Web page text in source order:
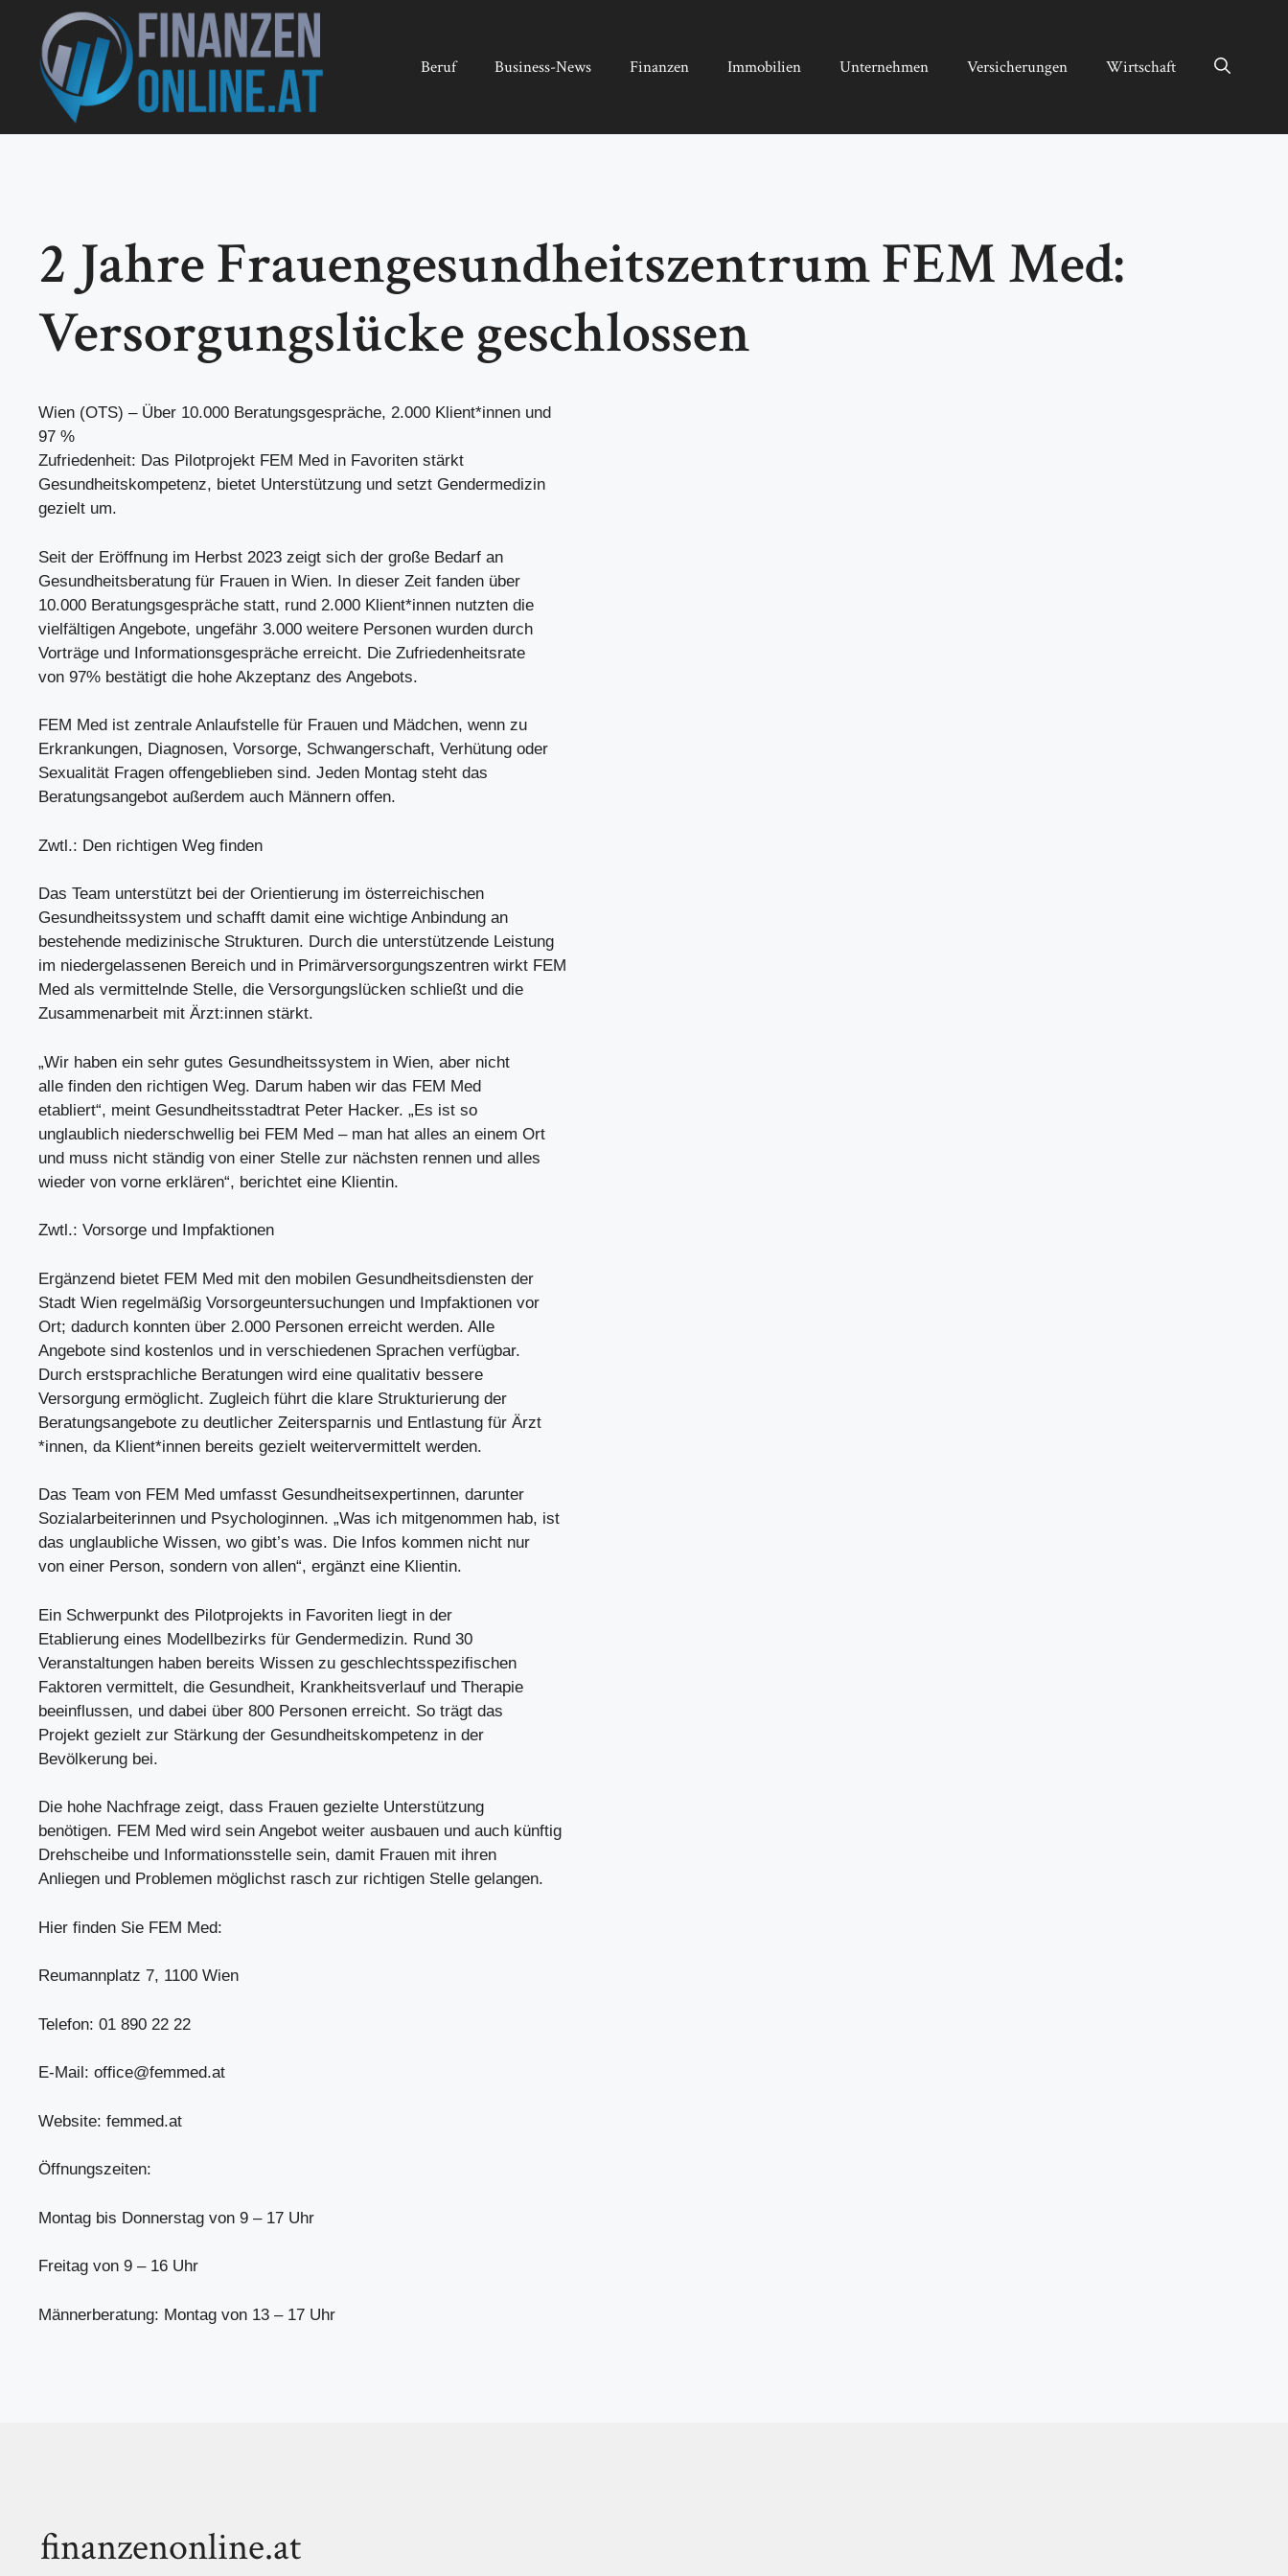
springen
Beruf Business-News Finanzen Immobilien Unternehmen Versicherungen Wirtschaft
2 Jahre Frauengesundheitszentrum FEM Med:
Versorgungslücke geschlossen
Wien (OTS) – Über 10.000 Beratungsgespräche, 2.000 Klient*innen und
97 %
Zufriedenheit: Das Pilotprojekt FEM Med in Favoriten stärkt
Gesundheitskompetenz, bietet Unterstützung und setzt Gendermedizin
gezielt um.
Seit der Eröffnung im Herbst 2023 zeigt sich der große Bedarf an
Gesundheitsberatung für Frauen in Wien. In dieser Zeit fanden über
10.000 Beratungsgespräche statt, rund 2.000 Klient*innen nutzten die
vielfältigen Angebote, ungefähr 3.000 weitere Personen wurden durch
Vorträge und Informationsgespräche erreicht. Die Zufriedenheitsrate
von 97% bestätigt die hohe Akzeptanz des Angebots.
FEM Med ist zentrale Anlaufstelle für Frauen und Mädchen, wenn zu
Erkrankungen, Diagnosen, Vorsorge, Schwangerschaft, Verhütung oder
Sexualität Fragen offengeblieben sind. Jeden Montag steht das
Beratungsangebot außerdem auch Männern offen.
Zwtl.: Den richtigen Weg finden
Das Team unterstützt bei der Orientierung im österreichischen
Gesundheitssystem und schafft damit eine wichtige Anbindung an
bestehende medizinische Strukturen. Durch die unterstützende Leistung
im niedergelassenen Bereich und in Primärversorgungszentren wirkt FEM
Med als vermittelnde Stelle, die Versorgungslücken schließt und die
Zusammenarbeit mit Ärzt:innen stärkt.
„Wir haben ein sehr gutes Gesundheitssystem in Wien, aber nicht
alle finden den richtigen Weg. Darum haben wir das FEM Med
etabliert“, meint Gesundheitsstadtrat Peter Hacker. „Es ist so
unglaublich niederschwellig bei FEM Med – man hat alles an einem Ort
und muss nicht ständig von einer Stelle zur nächsten rennen und alles
wieder von vorne erklären“, berichtet eine Klientin.
Zwtl.: Vorsorge und Impfaktionen
Ergänzend bietet FEM Med mit den mobilen Gesundheitsdiensten der
Stadt Wien regelmäßig Vorsorgeuntersuchungen und Impfaktionen vor
Ort; dadurch konnten über 2.000 Personen erreicht werden. Alle
Angebote sind kostenlos und in verschiedenen Sprachen verfügbar.
Durch erstsprachliche Beratungen wird eine qualitativ bessere
Versorgung ermöglicht. Zugleich führt die klare Strukturierung der
Beratungsangebote zu deutlicher Zeitersparnis und Entlastung für Ärzt
*innen, da Klient*innen bereits gezielt weitervermittelt werden.
Das Team von FEM Med umfasst Gesundheitsexpertinnen, darunter
Sozialarbeiterinnen und Psychologinnen. „Was ich mitgenommen hab, ist
das unglaubliche Wissen, wo gibt’s was. Die Infos kommen nicht nur
von einer Person, sondern von allen“, ergänzt eine Klientin.
Ein Schwerpunkt des Pilotprojekts in Favoriten liegt in der
Etablierung eines Modellbezirks für Gendermedizin. Rund 30
Veranstaltungen haben bereits Wissen zu geschlechtsspezifischen
Faktoren vermittelt, die Gesundheit, Krankheitsverlauf und Therapie
beeinflussen, und dabei über 800 Personen erreicht. So trägt das
Projekt gezielt zur Stärkung der Gesundheitskompetenz in der
Bevölkerung bei.
Die hohe Nachfrage zeigt, dass Frauen gezielte Unterstützung
benötigen. FEM Med wird sein Angebot weiter ausbauen und auch künftig
Drehscheibe und Informationsstelle sein, damit Frauen mit ihren
Anliegen und Problemen möglichst rasch zur richtigen Stelle gelangen.
Hier finden Sie FEM Med:
Reumannplatz 7, 1100 Wien
Telefon: 01 890 22 22
E-Mail: office@femmed.at
Website: femmed.at
Öffnungszeiten:
Montag bis Donnerstag von 9 – 17 Uhr
Freitag von 9 – 16 Uhr
Männerberatung: Montag von 13 – 17 Uhr
finanzenonline.at